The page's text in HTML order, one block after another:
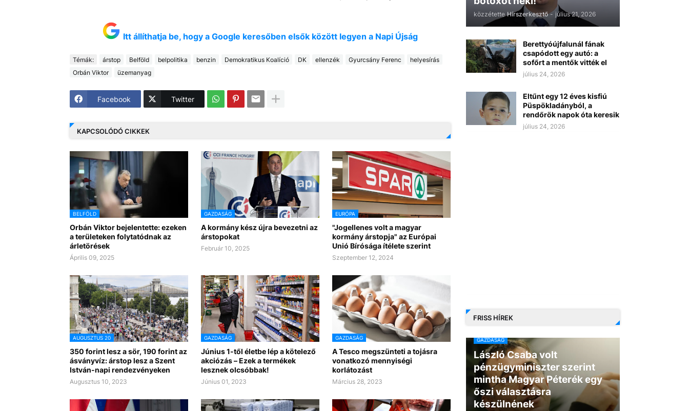
Itt állíthatja be, hogy a Google keresőben elsők között legyen a Napi Újság
Témák: árstop Belföld belpolitika benzin Demokratikus Koalíció DK ellenzék Gyurcsány Ferenc
helyesírás
Orbán Viktor
üzemanyag
Facebook Twitter
KAPCSOLÓDÓ CIKKEK
BELFÖLD
Orbán Viktor bejelentette: ezeken
a területeken folytatódnak az
árletörések
Április 09, 2025
GAZDASÁG
A kormány kész újra bevezetni az
árstopokat
Február 10, 2025
EURÓPA
"Jogellenes volt a magyar
kormány árstopja" az Európai
Unió Bírósága ítélete szerint
Szeptember 12, 2024
AUGUSZTUS 20
350 forint lesz a sör, 190 forint az
ásványvíz: árstop lesz a Szent
István-napi rendezvényeken
Augusztus 10, 2023
GAZDASÁG
Június 1-től életbe lép a kötelező
akciózás – Ezek a termékek
lesznek olcsóbbak!
Június 01, 2023
GAZDASÁG
A Tesco megszünteti a tojásra
vonatkozó mennyiségi
korlátozást
Március 28, 2023
közzétette Hírszerkesztő - július 21, 2026
Berettyóújfalunál fának
csapódott egy autó: a
sofőrt a mentők vitték el
július 24, 2026
Eltűnt egy 12 éves kisfiú
Püspökladányból, a
rendőrök napok óta keresik
július 24, 2026
FRISS HÍREK
GAZDASÁG
László Csaba volt
pénzügyminiszter szerint
mintha Magyar Péterék egy
őszi választásra
készülnének